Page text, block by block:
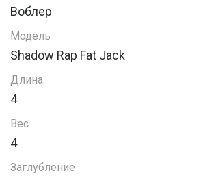
Воблер
Модель
Shadow Rap Fat Jack
Длина
4
Вес
4
Заглубление